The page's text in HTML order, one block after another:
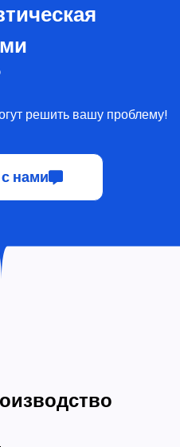
решить вашу проблему!
нами